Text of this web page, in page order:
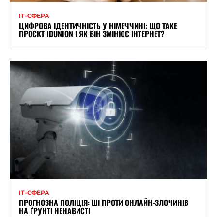
ІТ-СФЕРА
ЦИФРОВА ІДЕНТИЧНІСТЬ У НІМЕЧЧИНІ: ЩО ТАКЕ
ПРОЄКТ IDUNION І ЯК ВІН ЗМІНЮЄ ІНТЕРНЕТ?
ІТ-СФЕРА
ПРОГНОЗНА ПОЛІЦІЯ: ШІ ПРОТИ ОНЛАЙН-ЗЛОЧИНІВ
НА ҐРУНТІ НЕНАВИСТІ